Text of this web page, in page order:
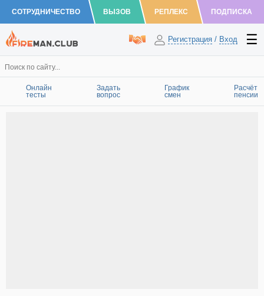
СОТРУДНИЧЕСТВО ВЫЗОВ РЕПЛЕКС ПОДПИСКА
Регистрация / Вход
Онлайн
тесты
Задать
вопрос
График
смен
Расчёт
пенсии